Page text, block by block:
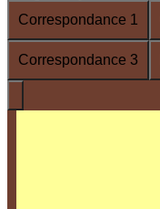
Correspondance 1
Correspondance 3